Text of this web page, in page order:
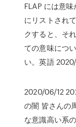
FLAP には意
にリストされ
クすると、そ
ての意味につ
い。英語
2020/06/12
の闇 皆さんの
な意識高い系